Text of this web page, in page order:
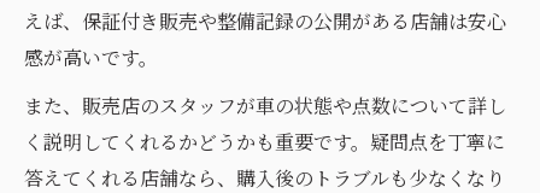
えば、保証付き販売や整備記録の公開がある店舗は安心
感が高いです。
また、販売店のスタッフが車の状態や点数について詳し
く説明してくれるかどうかも重要です。疑問点を丁寧に
答えてくれる店舗なら、購入後のトラブルも少なくなり